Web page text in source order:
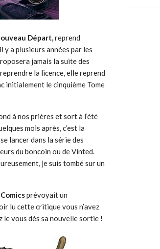
Départ,reprend
a plusieurs années par les
jamais la suite des
la licence, elle reprend
initialement le cinquième Tome
à nos prières et sort à l’été
mois après, c’est la
lancer dans la série des
du boncoin ou de Vinted.
je suis tombé sur un
prévoyait un
lu cette critique vous n’avez
vous dès sa nouvelle sortie !